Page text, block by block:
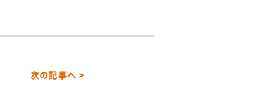
次の記事へ >